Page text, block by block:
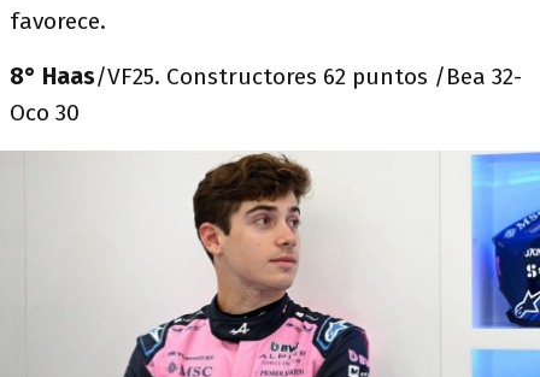
favorece.
8° Haas/VF25. Constructores 62 puntos /Bea 32-
Oco 30